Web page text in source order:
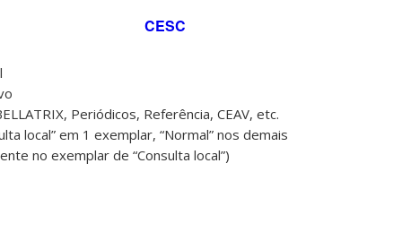
CESC
Periódicos, Referência, CEAV, etc.
local” em 1 exemplar, “Normal” nos demais
no exemplar de “Consulta local”)